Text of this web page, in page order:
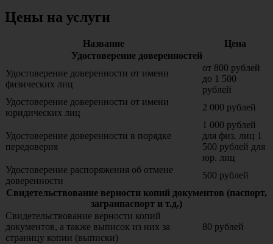
Цены на услуги
Название
Цена
Удостоверение доверенностей
Удостоверение доверенности от имени
физических лиц
от 800 рублей
до 1 500
рублей
Удостоверение доверенности от имени
юридических лиц
2 000 рублей
Удостоверение доверенности в порядке
передоверия
1 000 рублей
для физ. лиц 1
500 рублей для
юр. лиц
Удостоверение распоряжения об отмене
доверенности
500 рублей
Свидетельствование верности копий документов (паспорт,
загранпаспорт и т.д.)
Свидетельствование верности копий
документов, а также выписок из них за
страницу копии (выписки)
80 рублей